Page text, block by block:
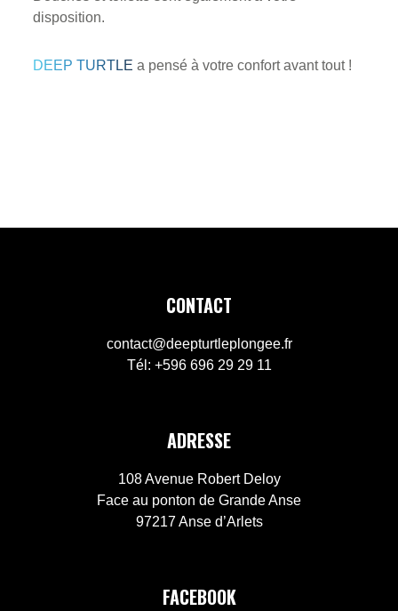
disposition.
DEEP TURTLE a pensé à votre confort avant tout !
CONTACT
contact@deepturtleplongee.fr
Tél: +596 696 29 29 11
ADRESSE
108 Avenue Robert Deloy
Face au ponton de Grande Anse
97217 Anse d’Arlets
FACEBOOK